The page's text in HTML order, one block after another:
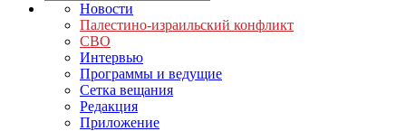
Новости
Палестино-израильский конфликт
СВО
Интервью
Программы и ведущие
Сетка вещания
Редакция
Приложение